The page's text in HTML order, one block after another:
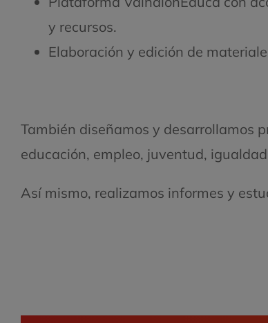
y recursos.
Elaboración y edición de
También diseñamos y desarrollamos
educación, empleo, juventud,
Así mismo, realizamos informes y